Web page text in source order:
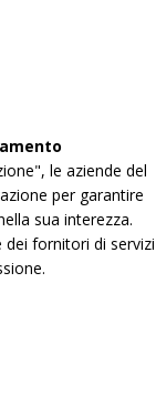
le aziende del
per garantire
sua interezza.
fornitori di servizi